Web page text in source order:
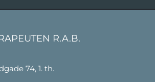
R.A.B.
74, 1. th.